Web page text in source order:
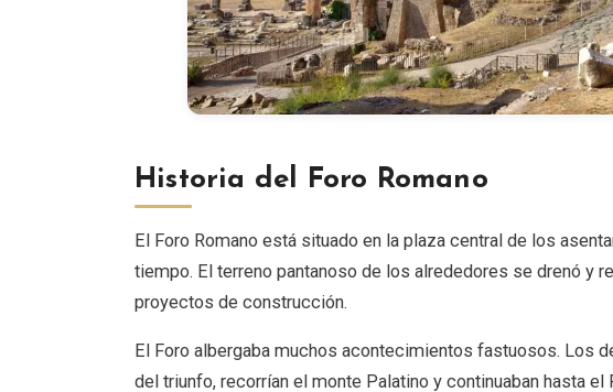
Historia del Foro Romano
El Foro Romano está situado en la plaza central de los
tiempo. El terreno pantanoso de los alrededores se drenó y
proyectos de construcción.
El Foro albergaba muchos acontecimientos fastuosos. Los
del triunfo, recorrían el monte Palatino y continuaban hasta el